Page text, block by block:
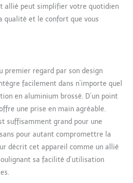
allié peut simplifier votre quotidien
qualité et le confort que vous
premier regard par son design
facilement dans n’importe quel
en aluminium brossé. D’un point
une prise en main agréable.
suffisamment grand pour une
pour autant compromettre la
décrit cet appareil comme un allié
sa facilité d’utilisation